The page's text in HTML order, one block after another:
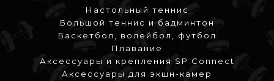
Настольный теннис
Большой теннис и бадминтон
Баскетбол, волейбол, футбол
Плавание
Аксессуары и крепления SP Connect
Аксессуары для экшн-камер